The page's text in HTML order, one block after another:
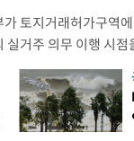
가 토지거래허가구역
실거주 의무 이행 시
올해 이후로 연장하는
발표한 2026년 세법
기 위해 양도소득세 중
주 의무 이행도 일정기